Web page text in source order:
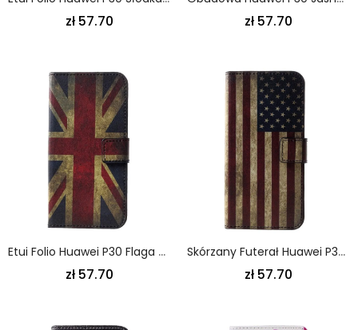
zł 57.70 zł 57.70
Etui Folio Huawei P30 Flaga Anglii Etui Ochronne
zł 57.70
Skórzany Futerał Huawei P30 Etui Na Telefon Flaga Usa
zł 57.70